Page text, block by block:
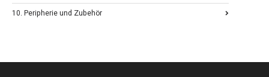
10. Peripherie und Zubehör